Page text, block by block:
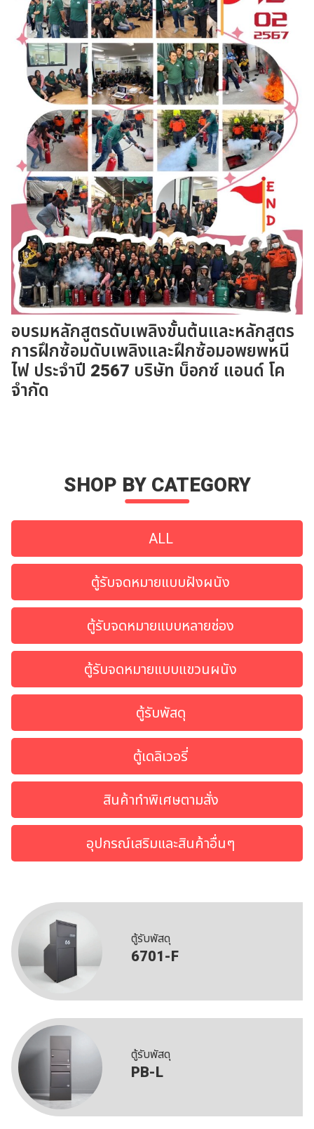
อบรมหลักสูตรดับเพลิงขั้นต้นและหลักสูตร
การฝึกซ้อมดับเพลิงและฝึกซ้อมอพยพหนี
ไฟ ประจำปี 2567 บริษัท บ็อกซ์ แอนด์ โค
จำกัด
SHOP BY CATEGORY
ALL
ตู้รับจดหมายแบบฝังผนัง
ตู้รับจดหมายแบบหลายช่อง
ตู้รับจดหมายแบบแขวนผนัง
ตู้รับพัสดุ
ตู้เดลิเวอรี่
สินค้าทำพิเศษตามสั่ง
อุปกรณ์เสริมและสินค้าอื่นๆ
ตู้รับพัสดุ
6701-F
ตู้รับพัสดุ
PB-L